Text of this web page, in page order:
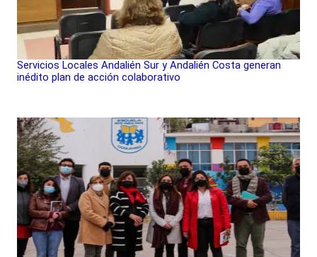
Servicios Locales Andalién Sur y Andalién Costa generan
inédito plan de acción colaborativo